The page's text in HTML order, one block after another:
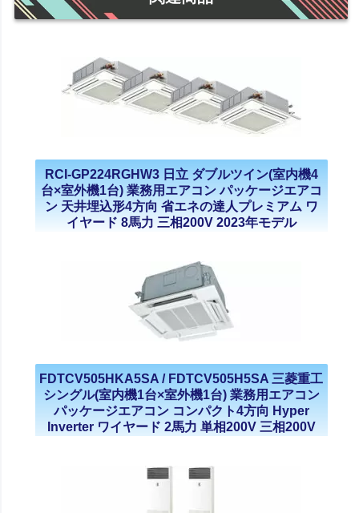
RCI-GP224RGHW3 日立 ダブルツイン(室内機4
台×室外機1台) 業務用エアコン パッケージエアコ
ン 天井埋込形4方向 省エネの達人プレミアム ワ
イヤード 8馬力 三相200V 2023年モデル
FDTCV505HKA5SA / FDTCV505H5SA 三菱重工
シングル(室内機1台×室外機1台) 業務用エアコン
パッケージエアコン コンパクト4方向 Hyper
Inverter ワイヤード 2馬力 単相200V 三相200V